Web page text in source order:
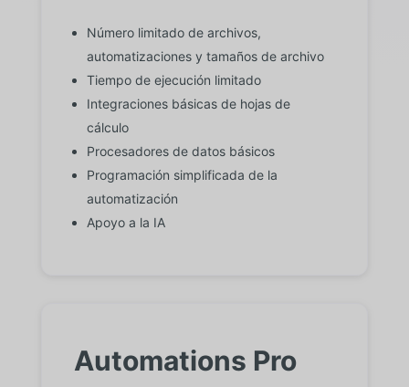
Número limitado de archivos,
automatizaciones y tamaños de archivo
Tiempo de ejecución limitado
Integraciones básicas de hojas de
cálculo
Procesadores de datos básicos
Programación simplificada de la
automatización
Apoyo a la IA
Automations Pro